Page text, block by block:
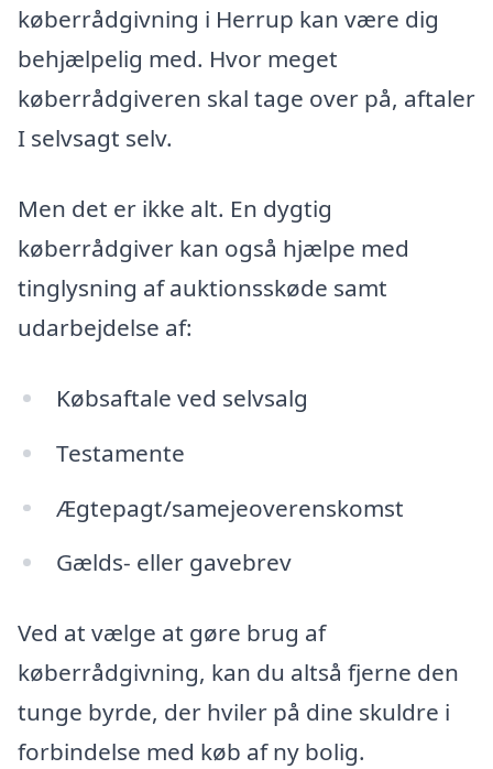
køberrådgivning i Herrup kan være dig
behjælpelig med. Hvor meget
køberrådgiveren skal tage over på, aftaler
I selvsagt selv.
Men det er ikke alt. En dygtig
køberrådgiver kan også hjælpe med
tinglysning af auktionsskøde samt
udarbejdelse af:
Købsaftale ved selvsalg
Testamente
Ægtepagt/samejeoverenskomst
Gælds- eller gavebrev
Ved at vælge at gøre brug af
køberrådgivning, kan du altså fjerne den
tunge byrde, der hviler på dine skuldre i
forbindelse med køb af ny bolig.